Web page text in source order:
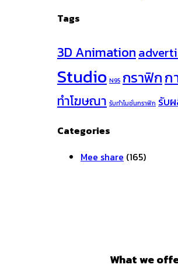
Tags
3D Animation
Studio N95 กราฟิกก
ทำโฆษณา รับทำโมชั่นกราฟิก รับ
Categories
Mee share (165)
What we